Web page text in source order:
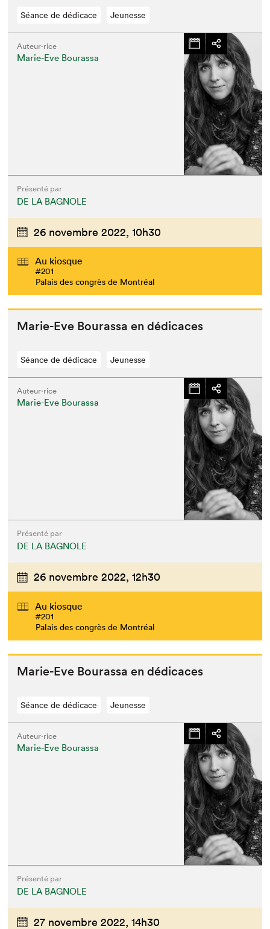
Séance de dédicace Jeunesse
Auteur·rice
Marie-Eve Bourassa
Présenté par
DE LA BAGNOLE
26 novembre 2022, 10h30
Au kiosque
#201
Palais des congrès de Montréal
Marie-Eve Bouras­sa en dédicaces
Séance de dédicace Jeunesse
Auteur·rice
Marie-Eve Bourassa
Présenté par
DE LA BAGNOLE
26 novembre 2022, 12h30
Au kiosque
#201
Palais des congrès de Montréal
Marie-Eve Bouras­sa en dédicaces
Séance de dédicace Jeunesse
Auteur·rice
Marie-Eve Bourassa
Présenté par
DE LA BAGNOLE
27 novembre 2022, 14h30